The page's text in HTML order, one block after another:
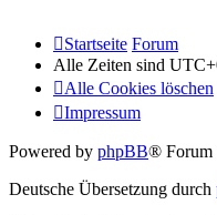
Startseite Forum
Alle Zeiten sind
Alle Cookies löschen
Impressum
Powered by phpBB® Forum
Deutsche Übersetzung durch